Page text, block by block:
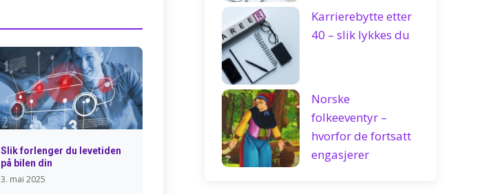
Slik forlenger du levetiden
på bilen din
3. mai 2025
Karrierebytte etter
40 – slik lykkes du
Norske
folkeeventyr –
hvorfor de fortsatt
engasjerer